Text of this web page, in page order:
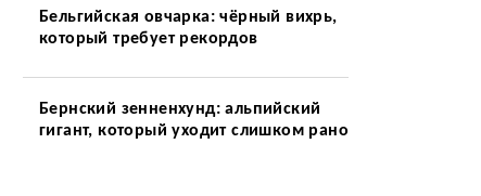
Бельгийская овчарка: чёрный вихрь,
который требует рекордов
Бернский зенненхунд: альпийский
гигант, который уходит слишком рано